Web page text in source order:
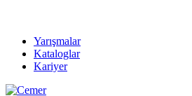
Yarışmalar
Kataloglar
Kariyer